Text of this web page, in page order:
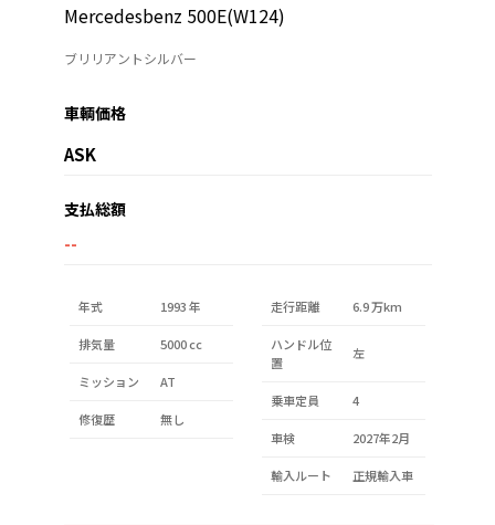
Mercedesbenz 500E(W124)
ブリリアントシルバー
車輌価格
ASK
支払総額
--
年式 1993 年
排気量 5000 cc
ミッション AT
修復歴 無し
走行距離 6.9 万km
ハンドル位
置
左
乗車定員 4
車検 2027年2月
輸入ルート 正規輸入車